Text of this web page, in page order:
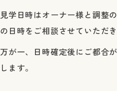
見学日時はオーナー様と調整
の日時をご相談させていただ
万が一、日時確定後にご都合
します。